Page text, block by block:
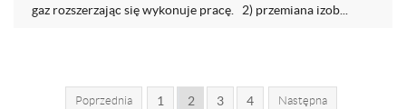
gaz rozszerzając się wykonuje pracę. 2) przemiana izob...
Poprzednia 1 2 3 4 Następna